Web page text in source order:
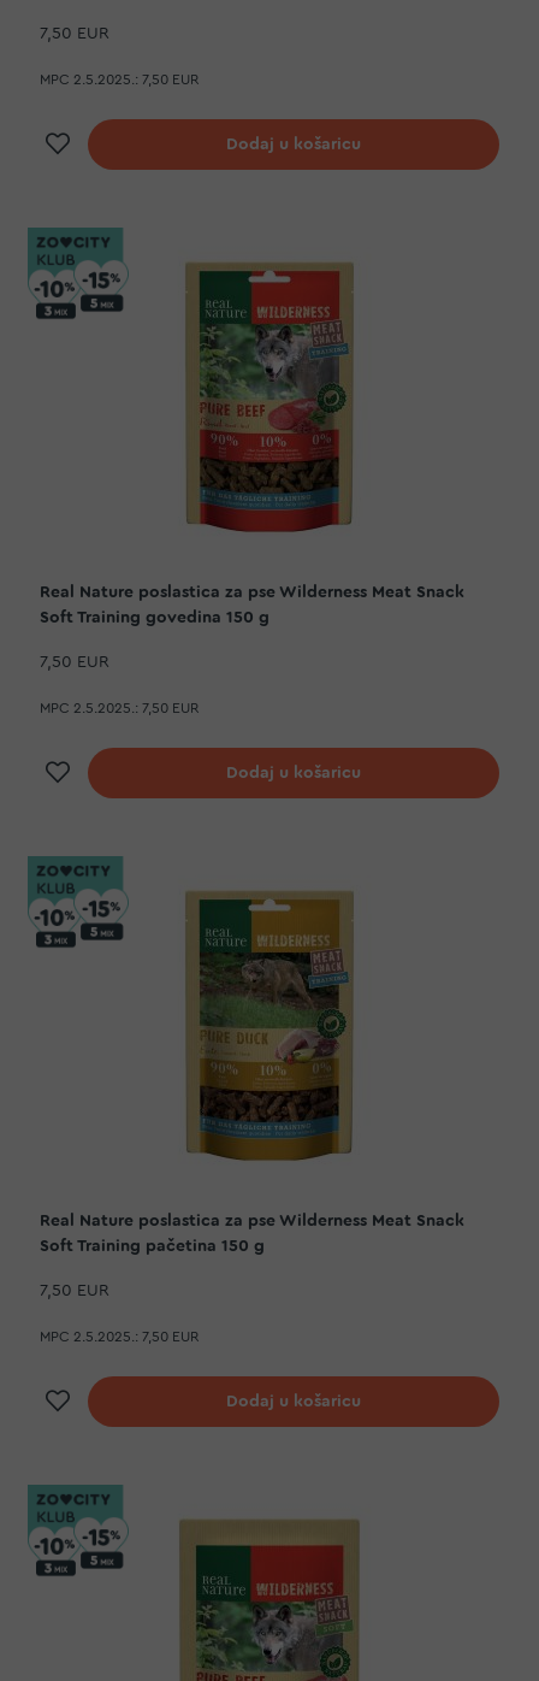
7,50 EUR
MPC 2.5.2025.: 7,50 EUR
Dodaj na listu želja
Dodaj u košaricu
Real Nature poslastica za pse Wilderness Meat Snack
Soft Training govedina 150 g
7,50 EUR
MPC 2.5.2025.: 7,50 EUR
Dodaj na listu želja
Dodaj u košaricu
Real Nature poslastica za pse Wilderness Meat Snack
Soft Training pačetina 150 g
7,50 EUR
MPC 2.5.2025.: 7,50 EUR
Dodaj na listu želja
Dodaj u košaricu